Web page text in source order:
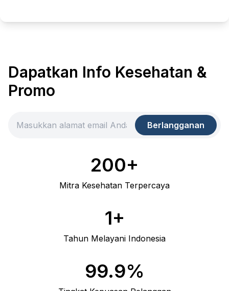
Dapatkan Info Kesehatan &
Promo
Berlangganan
200+
Mitra Kesehatan Terpercaya
1+
Tahun Melayani Indonesia
99.9%